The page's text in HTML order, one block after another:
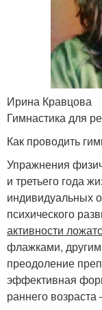
Ирина Кравцова
Гимнастика для
Как проводить
Упражнения
и третьего года
индивидуальных
психического
активности
флажками,
преодоление
эффективная
раннего возраста